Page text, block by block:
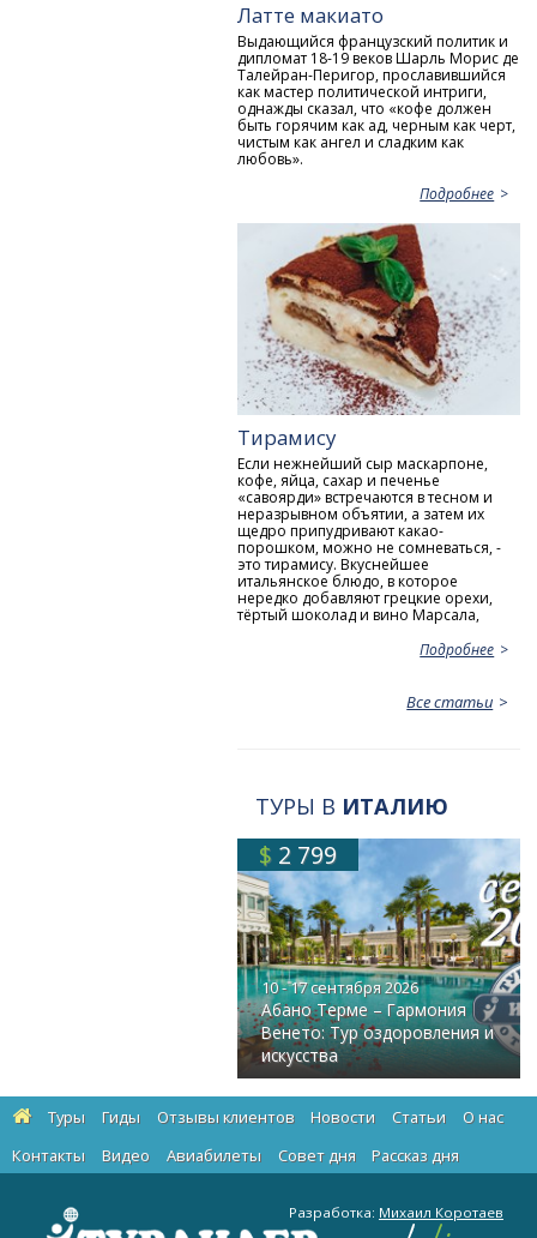
Латте макиато
Выдающийся французский политик и
дипломат 18-19 веков Шарль Морис де
Талейран-Перигор, прославившийся
как мастер политической интриги,
однажды сказал, что «кофе должен
быть горячим как ад, черным как черт,
чистым как ангел и сладким как
любовь».
Подробнее
Тирамису
Если нежнейший сыр маскарпоне,
кофе, яйца, сахар и печенье
«савоярди» встречаются в тесном и
неразрывном объятии, а затем их
щедро припудривают какао-
порошком, можно не сомневаться, -
это тирамису. Вкуснейшее
итальянское блюдо, в которое
нередко добавляют грецкие орехи,
тёртый шоколад и вино Марсала,
Подробнее
Все статьи
ТУРЫ В ИТАЛИЮ
$ 2 799
10 - 17 сентября 2026
Абано Терме – Гармония
Венето: Тур оздоровления и
искусства
Туры Гиды Отзывы клиентов Новости Статьи
О нас
Контакты
Видео Авиабилеты Cовет дня Рассказ дня
Разработка: Михаил Коротаев